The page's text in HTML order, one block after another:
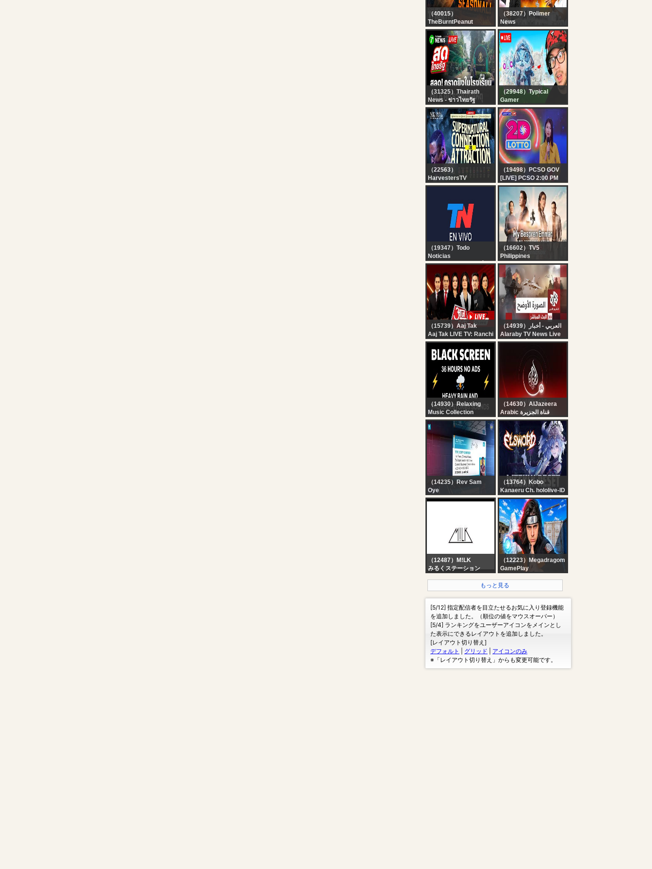
（40015）
TheBurntPeanut
?LIVE | TARKOV
SEASONAL | DAY 4 |
HutchMF x GIMMICK |
THICC MEN
THURSDAY |
#BUNGULATE
（38207）Polimer
News
?LIVE : CMVijay |
Udhayanidhi Stalin |
TNAssembly 2026 |
சட்டப்பேரவையில் இருந்து
நேரலை.. Mekedatu
（31325）Thairath
News - ข่าวไทยรัฐ
?LIVE : สลด! กราดยิง
รร.เทพศิรินทร์ นนทบุรี เสีย
ชีวิต 7 คน บาดเจ็บกว่า 30
คน | 7 ส.ค. 69 | สดไทยรัฐ
（29948）Typical
Gamer
? LIVE! - NEW
UPDATE!! HUNTING
RARE *GEM SPRITES*
in FORTNITE!
（22563）
HarvestersTV
Next Level Prayers ||
Connection &
Attraction || Pst Bolaji
Idowu || August 7th
（19498）PCSO GOV
[LIVE] PCSO 2:00 PM
Lotto Draw - August 07,
（19347）Todo
Noticias
TN EN VIVO - SEGUÍ LA
TRANSMISIÓN EN VIVO
DE TODO NOTICIAS
（16602）TV5
Philippines
TV5 Kapatid
Livestream | August 7,
2026 | Eat Bulaga LIVE
（15739）Aaj Tak
Aaj Tak LIVE TV: Ranchi
Student Protest |
Parliament Session |
PM Modi | Rahul Gandhi
| Hindi News
（14939）العربي - أخبار
Alaraby TV News Live
قناة العربي أخبار | البث
الحي المباشر
（14930）Relaxing
Music Collection
? Heavy Rain and
Thunder Sounds for
Sleeping - Black
Screen | Perfect
Thunderstorm for Rest,
（14630）AlJazeera
Arabic قناة الجزيرة
البث الحي لقناة الجزيرة |
التغطية مستمرة
（14235）Rev Sam
Oye
No More DELAYS!!!
（13764）Kobo
Kanaeru Ch. hololive-ID
【ELSWORD】WEEKLY
RESET!! CP speedrun
cuz I wanted to get to
d3 raid T-T
（12487）M!LK
みるくステーション
（12223）Megadragom
GamePlay
NO CS - FALTAM 4
PARTIDAS PRO TOP
AO VIVO ❤️
もっと見る
[5/12] 指定配信者を目立たせるお気に入り登録機能
を追加しました。（順位の値をマウスオーバー）
[5/4] ランキングをユーザーアイコンをメインとし
た表示にできるレイアウトを追加しました。
[レイアウト切り替え]
デフォルト
グリッド
アイコンのみ
※「レイアウト切り替え」からも変更可能です。